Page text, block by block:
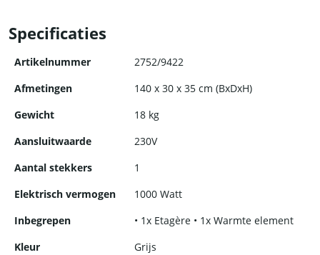
Specificaties
Artikelnummer
2752/9422
Afmetingen
140 x 30 x 35 cm (BxDxH)
Gewicht
18 kg
Aansluitwaarde
230V
Aantal stekkers
1
Elektrisch vermogen
1000 Watt
Inbegrepen
• 1x Etagère • 1x Warmte element
Kleur
Grijs